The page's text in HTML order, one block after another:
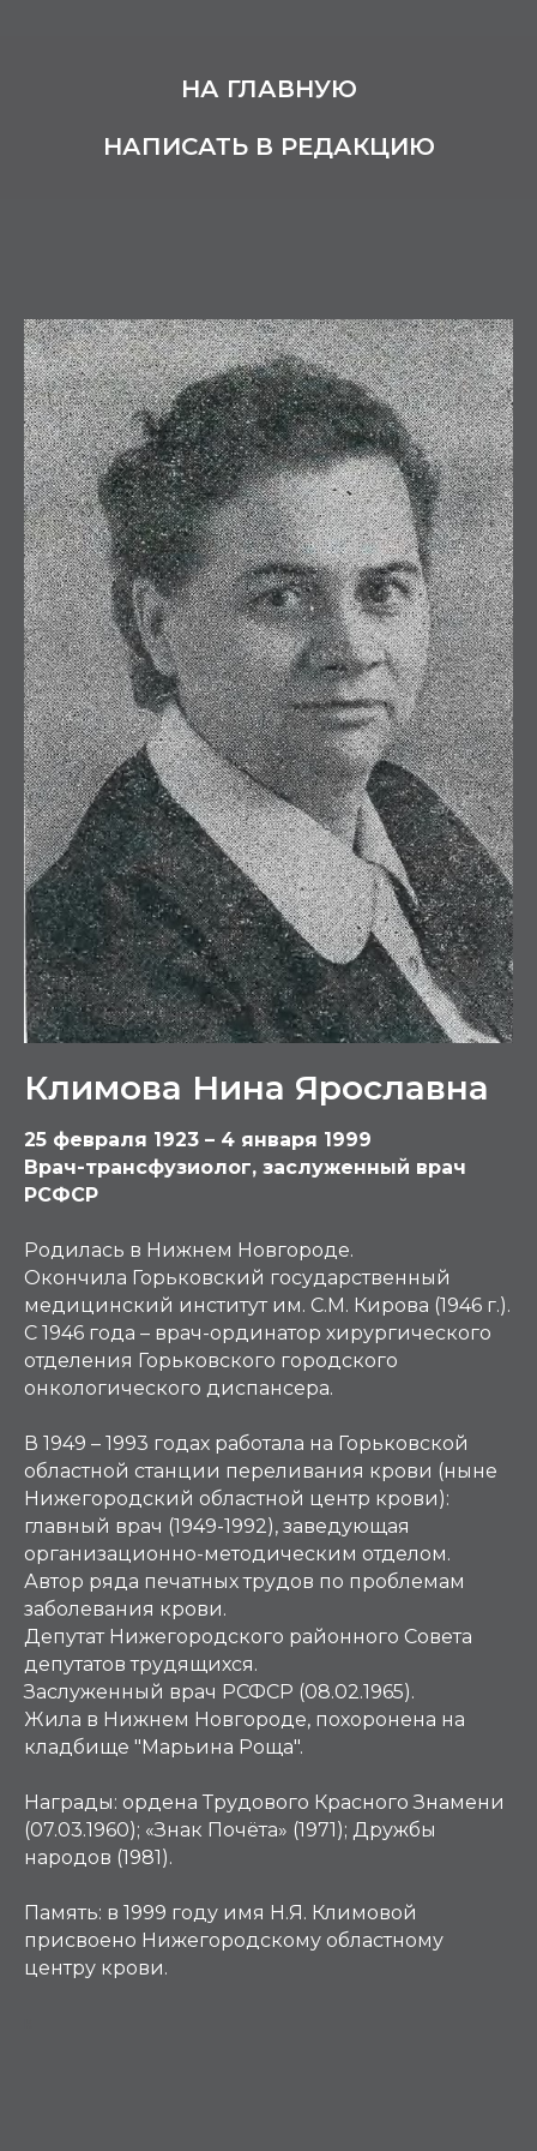
НА ГЛАВНУЮ
НАПИСАТЬ В РЕДАКЦИЮ
Климова Нина Ярославна
25 февраля 1923 – 4 января 1999
Врач-трансфузиолог, заслуженный врач
РСФСР
Родилась в Нижнем Новгороде.
Окончила Горьковский государственный
медицинский институт им. С.М. Кирова (1946 г.).
С 1946 года – врач-ординатор хирургического
отделения Горьковского городского
онкологического диспансера.
В 1949 – 1993 годах работала на Горьковской
областной станции переливания крови (ныне
Нижегородский областной центр крови):
главный врач (1949-1992), заведующая
организационно-методическим отделом.
Автор ряда печатных трудов по проблемам
заболевания крови.
Депутат Нижегородского районного Совета
депутатов трудящихся.
Заслуженный врач РСФСР (08.02.1965).
Жила в Нижнем Новгороде, похоронена на
кладбище "Марьина Роща".
Награды: ордена Трудового Красного Знамени
(07.03.1960); «Знак Почёта» (1971); Дружбы
народов (1981).
Память: в 1999 году имя Н.Я. Климовой
присвоено Нижегородскому областному
центру крови.